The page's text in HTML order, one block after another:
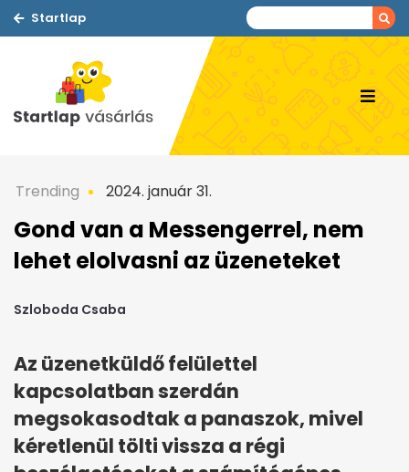
Startlap
Trending 2024. január 31.
Gond van a Messengerrel, nem
lehet elolvasni az üzeneteket
Szloboda Csaba
Az üzenetküldő felülettel
kapcsolatban szerdán
megsokasodtak a panaszok, mivel
kéretlenül tölti vissza a régi